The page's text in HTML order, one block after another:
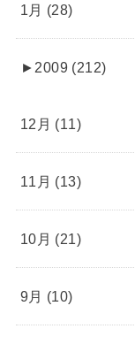
1月 (28)
► 2009 (212)
12月 (11)
11月 (13)
10月 (21)
9月 (10)